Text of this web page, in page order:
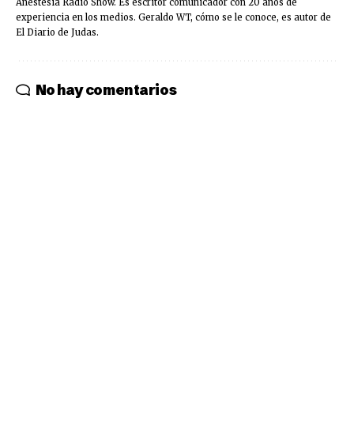
Anestesia Radio Show. Es escritor comunicador con 20 años de
experiencia en los medios. Geraldo WT, cómo se le conoce, es autor de
El Diario de Judas.
No hay comentarios